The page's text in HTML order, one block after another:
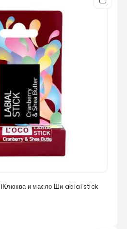
lКлюква и масло Ши abial stick